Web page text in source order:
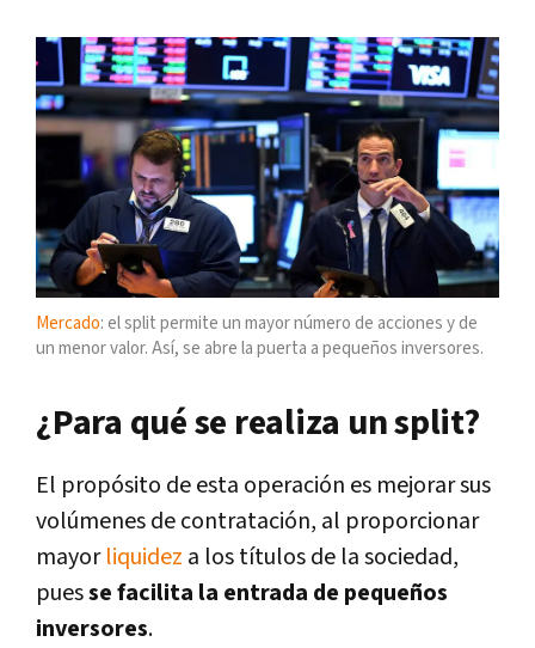
Mercado: el split permite un mayor número de acciones y de
un menor valor. Así, se abre la puerta a pequeños inversores.
¿Para qué se realiza un split?
El propósito de esta operación es mejorar sus
volúmenes de contratación, al proporcionar
mayorliquidez a los títulos de la sociedad,
puesse facilita la entrada de pequeños
inversores.